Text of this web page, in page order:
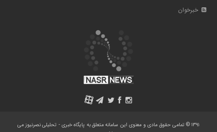
خبرخوان
A
۱۳۹۱ © تمامی حقوق مادی و معنوی این سامانه متعلق به پایگاه خبری - تحلیلی نصرنیوز می